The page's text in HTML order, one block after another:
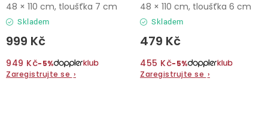
Skladem
999 Kč
949 Kč−5%
Zaregistrujte se ›
48 × 110 cm, tloušťka 7 cm
Skladem
479 Kč
455 Kč−5%
Zaregistrujte se ›
48 × 110 cm, tloušťka 6 cm